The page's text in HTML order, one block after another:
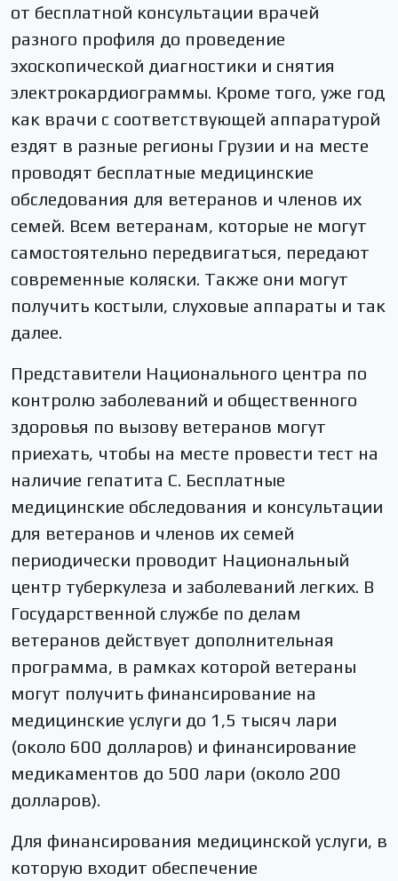
от бесплатной консультации врачей
разного профиля до проведение
эхоскопической диагностики и снятия
электрокардиограммы. Кроме того, уже год
как врачи с соответствующей аппаратурой
ездят в разные регионы Грузии и на месте
проводят бесплатные медицинские
обследования для ветеранов и членов их
семей. Всем ветеранам, которые не могут
самостоятельно передвигаться, передают
современные коляски. Также они могут
получить костыли, слуховые аппараты и так
далее.
Представители Национального центра по
контролю заболеваний и общественного
здоровья по вызову ветеранов могут
приехать, чтобы на месте провести тест на
наличие гепатита С. Бесплатные
медицинские обследования и консультации
для ветеранов и членов их семей
периодически проводит Национальный
центр туберкулеза и заболеваний легких. В
Государственной службе по делам
ветеранов действует дополнительная
программа, в рамках которой ветераны
могут получить финансирование на
медицинские услуги до 1,5 тысяч лари
(около 600 долларов) и финансирование
медикаментов до 500 лари (около 200
долларов).
Для финансирования медицинской услуги, в
которую входит обеспечение